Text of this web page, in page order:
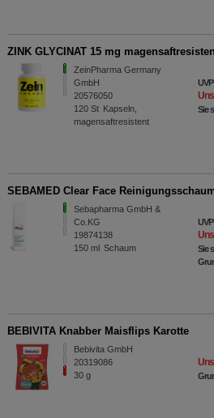
ZINK GLYCINAT 15 mg
ZeinPharma Germany
GmbH
20576050
120 St Kapseln,
magensaftresistent
Sie
SEBAMED Clear Face
Sebapharma GmbH &
Co.KG
19874138
150 ml Schaum Sie
BEBIVITA Knabber Maisflips Karotte
Bebivita GmbH
20319086
30 g